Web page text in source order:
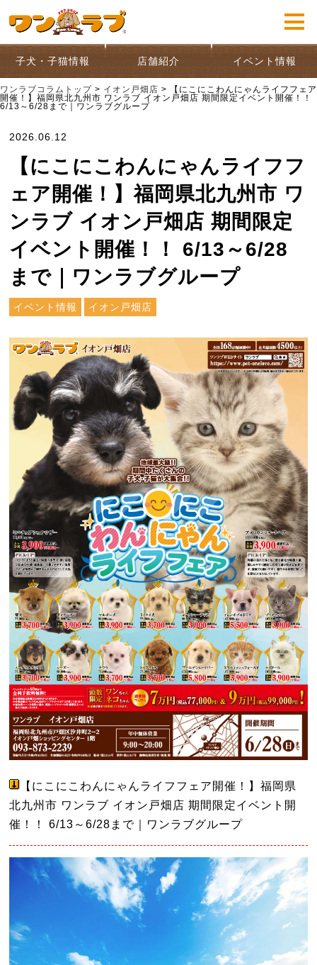
子犬・子猫情報 店舗紹介 イベント情報
ワンラブコラムトップ > イオン戸畑店 >
【にこにこわんにゃんライフフェア
開催！】福岡県北九州市 ワンラブ イオン戸畑店 期間限定イベント開催！！
6/13～6/28まで｜ワンラブグループ
2026.06.12
【にこにこわんにゃんライフフ
ェア開催！】福岡県北九州市 ワ
ンラブ イオン戸畑店 期間限定
イベント開催！！ 6/13～6/28
まで｜ワンラブグループ
イベント情報 イオン戸畑店
【にこにこわんにゃんライフフェア開催！】福岡県
北九州市 ワンラブ イオン戸畑店 期間限定イベント開
催！！ 6/13～6/28まで｜ワンラブグループ